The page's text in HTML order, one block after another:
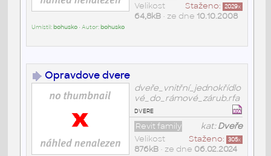
Staženo: 2029x
Velikost
64,8kB• ze dne 10.10.2008
Umístil: bohusko• Autor: bohusko
Opravdove dvere
dveře_vnitřní_jednokřídlo
vé_do_rámové_zárub.rfa
dvere
kat:Dveře
Revit family
Staženo: 305x
Velikost
876kB• ze dne 06.02.2024